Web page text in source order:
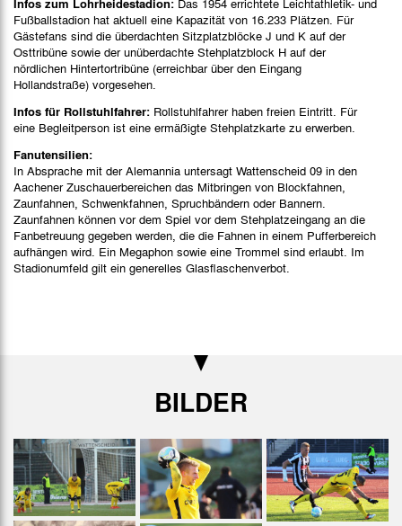
Fußballstadion hat aktuell eine Kapazität von 16.233 Plätzen. Für
Gästefans sind die überdachten Sitzplatzblöcke J und K auf der
Osttribüne sowie der unüberdachte Stehplatzblock H auf der
nördlichen Hintertortribüne (erreichbar über den Eingang
Hollandstraße) vorgesehen.
Infos für Rollstuhlfahrer: Rollstuhlfahrer haben freien Eintritt. Für
eine Begleitperson ist eine ermäßigte Stehplatzkarte zu erwerben.
Fanutensilien:
In Absprache mit der Alemannia untersagt Wattenscheid 09 in den
Aachener Zuschauerbereichen das Mitbringen von Blockfahnen,
Zaunfahnen, Schwenkfahnen, Spruchbändern oder Bannern.
Zaunfahnen können vor dem Spiel vor dem Stehplatzeingang an die
Fanbetreuung gegeben werden, die die Fahnen in einem Pufferbereich
aufhängen wird. Ein Megaphon sowie eine Trommel sind erlaubt. Im
Stadionumfeld gilt ein generelles Glasflaschenverbot.
BILDER